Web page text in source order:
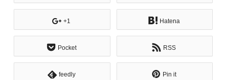
+1 Hatena
Pocket RSS
feedly Pin it